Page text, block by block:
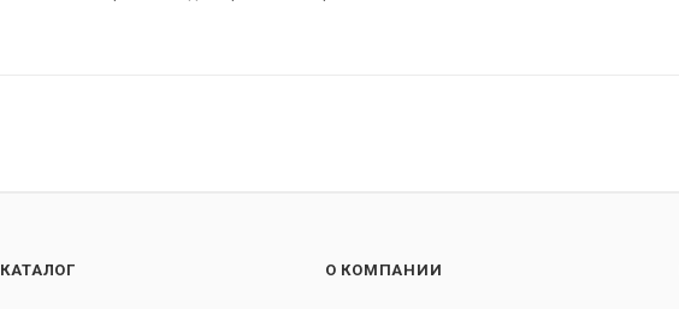
КАТАЛОГ О КОМПАНИИ